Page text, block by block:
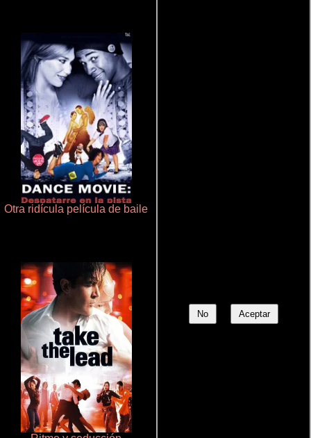
No Aceptar
Otra ridícula película de baile